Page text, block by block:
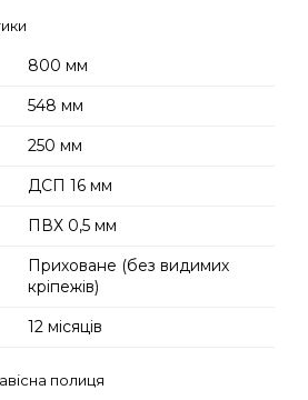
800 мм
548 мм
250 мм
ДСП 16 мм
ПВХ 0,5 мм
Приховане (без видимих
кріпежів)
12 місяців
полиця